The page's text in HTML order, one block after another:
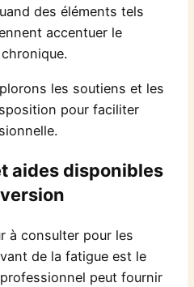
des éléments tels
accentuer le
les soutiens et les
pour faciliter
aides disponibles
à consulter pour les
de la fatigue est le
peut fournir